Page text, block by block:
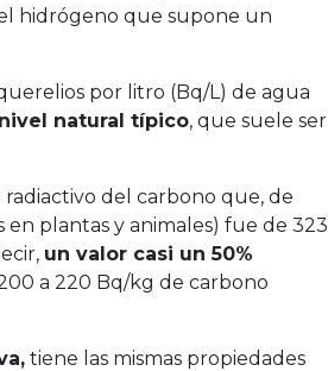
hidrógeno que supone un
por litro (Bq/L) de agua
natural típico, que suele ser
radiactivo del carbono que, de
en plantas y animales) fue de 323
un valor casi un 50%
a 220 Bq/kg de carbono
tiene las mismas propiedades